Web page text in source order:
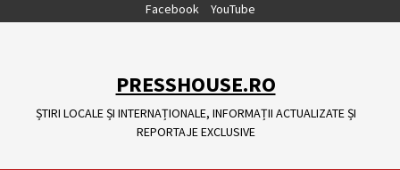
Facebook YouTube
PRESSHOUSE.RO
ȘTIRI LOCALE ȘI INTERNAȚIONALE, INFORMAȚII ACTUALIZATE ȘI
REPORTAJE EXCLUSIVE